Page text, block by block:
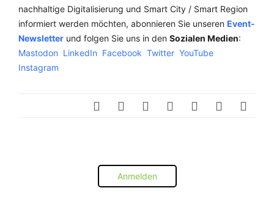
nachhaltige Digitalisierung und Smart City / Smart Region
informiert werden möchten, abonnieren Sie unseren Event-
Newsletter und folgen Sie uns in den Sozialen Medien:
Mastodon LinkedIn Facebook Twitter YouTube
Instagram
Anmelden